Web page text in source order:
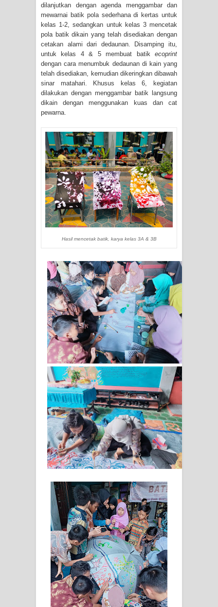
dilanjutkan dengan agenda menggambar dan
mewarnai batik pola sederhana di kertas untuk
kelas 1-2, sedangkan untuk kelas 3 mencetak
pola batik dikain yang telah disediakan dengan
cetakan alami dari dedaunan. Disamping itu,
untuk kelas 4 & 5 membuat batik ecoprint
dengan cara menumbuk dedaunan di kain yang
telah disediakan, kemudian dikeringkan dibawah
sinar matahari. Khusus kelas 6, kegiatan
dilakukan dengan menggambar batik langsung
dikain dengan menggunakan kuas dan cat
pewarna.
Hasil mencetak batik, karya kelas 3A & 3B